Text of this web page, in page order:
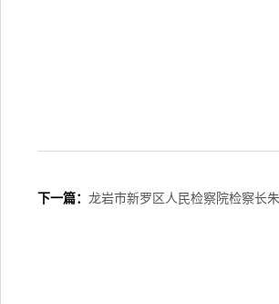
下一篇： 龙岩市新罗区人民检察院检察长